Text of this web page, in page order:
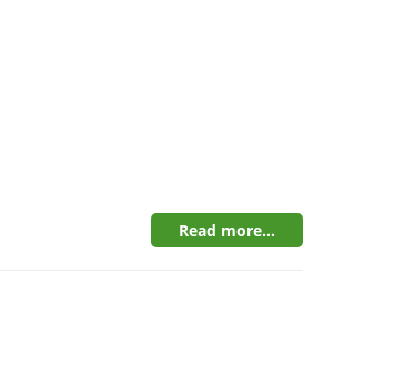
Read more...